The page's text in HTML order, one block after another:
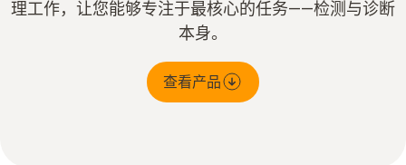
理工作，让您能够专注于最核心的任务——检测与诊断
本身。
查看产品